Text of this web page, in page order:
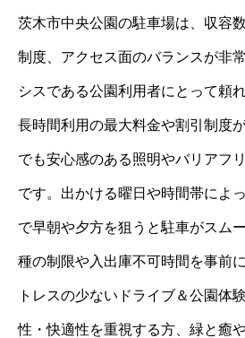
茨木市中央公園の駐車場は、収容
制度、アクセス面のバランスが非
シスである公園利用者にとって頼
長時間利用の最大料金や割引制度
でも安心感のある照明やバリアフ
です。出かける曜日や時間帯によ
で早朝や夕方を狙うと駐車がスム
種の制限や入出庫不可時間を事前
トレスの少ないドライブ＆公園体
性・快適性を重視する方、緑と癒